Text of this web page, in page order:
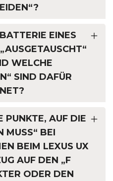
EINES
WELCHE
SIND DAFÜR
PUNKTE, AUF DIE
MUSS“ BEI
BEIM LEXUS UX
AUF DEN „F
ODER DEN